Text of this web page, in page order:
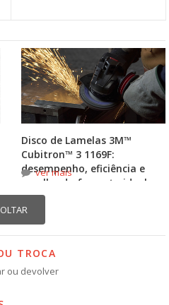
Disco de Lamelas 3M™
Cubitron™ 3 1169F:
desempenho, eficiência e
escolha do formato ideal
ver mais
TROCA
ou devolver